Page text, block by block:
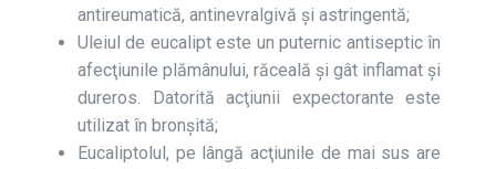
antireumatică, antinevralgivă și astringentă;
Uleiul de eucalipt este un puternic antiseptic în
afecţiunile plămânului, răceală şi gât inflamat şi
dureros. Datorită acţiunii expectorante este
utilizat în bronşită;
Eucaliptolul, pe lângă acţiunile de mai sus are